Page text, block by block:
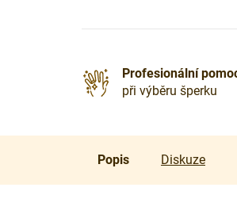
Profesionální
při výběru šperku
Popis Diskuze